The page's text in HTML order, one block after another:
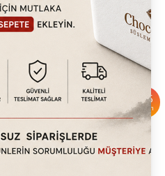
Kitchpro Bubble Waffle
%55
İndirim
15,920.00TL
35,000.00
Sepete Ekle